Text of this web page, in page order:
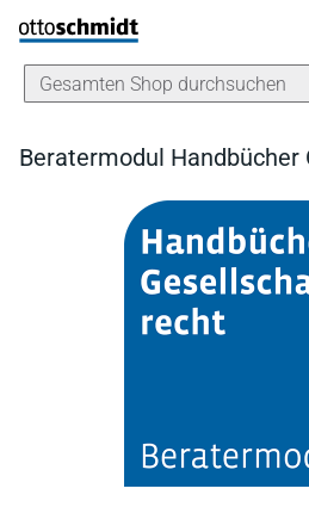
Direkt zum Inhalt
Beratermodul